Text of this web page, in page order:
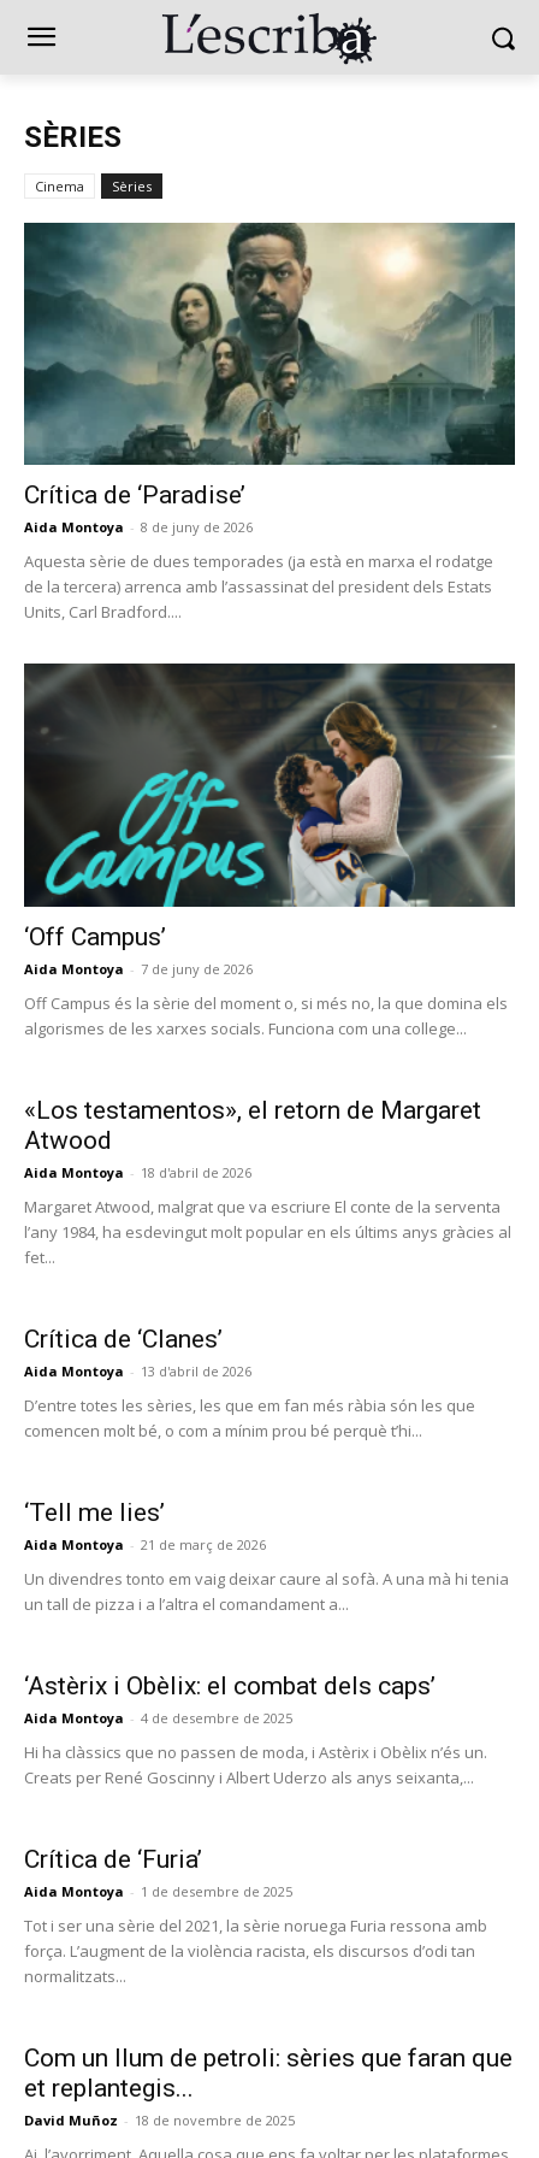
SÈRIES
Cinema Sèries
Crítica de ‘Paradise’
Aida Montoya - 8 de juny de 2026
Aquesta sèrie de dues temporades (ja està en marxa el rodatge
de la tercera) arrenca amb l’assassinat del president dels Estats
Units, Carl Bradford....
‘Off Campus’
Aida Montoya - 7 de juny de 2026
Off Campus és la sèrie del moment o, si més no, la que domina els
algorismes de les xarxes socials. Funciona com una college...
«Los testamentos», el retorn de Margaret
Atwood
Aida Montoya - 18 d'abril de 2026
Margaret Atwood, malgrat que va escriure El conte de la serventa
l’any 1984, ha esdevingut molt popular en els últims anys gràcies al
fet...
Crítica de ‘Clanes’
Aida Montoya - 13 d'abril de 2026
D’entre totes les sèries, les que em fan més ràbia són les que
comencen molt bé, o com a mínim prou bé perquè t’hi...
‘Tell me lies’
Aida Montoya - 21 de març de 2026
Un divendres tonto em vaig deixar caure al sofà. A una mà hi tenia
un tall de pizza i a l’altra el comandament a...
‘Astèrix i Obèlix: el combat dels caps’
Aida Montoya - 4 de desembre de 2025
Hi ha clàssics que no passen de moda, i Astèrix i Obèlix n’és un.
Creats per René Goscinny i Albert Uderzo als anys seixanta,...
Crítica de ‘Furia’
Aida Montoya - 1 de desembre de 2025
Tot i ser una sèrie del 2021, la sèrie noruega Furia ressona amb
força. L’augment de la violència racista, els discursos d’odi tan
normalitzats...
Com un llum de petroli: sèries que faran que
et replantegis...
David Muñoz - 18 de novembre de 2025